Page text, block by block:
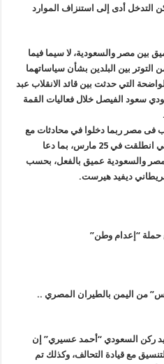
التدخل أدى إلى استنزاف الموارد
بين مصر والسعودية، لا سيما فيما
بين البلدين بشأن سياساتهما
التي حدثت بين قائد الانقلاب عبد
سعود الفيصل خلال فعاليات القمة
.
فى مصر ربما دخلوا في محادثات مع
الحوثيين قبل عملية عاصفة الحزم التي انطلقت في 25 مارس، بما دعا
مصر والسعودية عميق بالفعل، بحسب
ديفيد هيرست.
حملة “إعدام وطن”
من اليمن بالطيران المصري ..
ركن السعودي “أحمد عسيري” إن
مع قيادة التحالف، وكذلك تم